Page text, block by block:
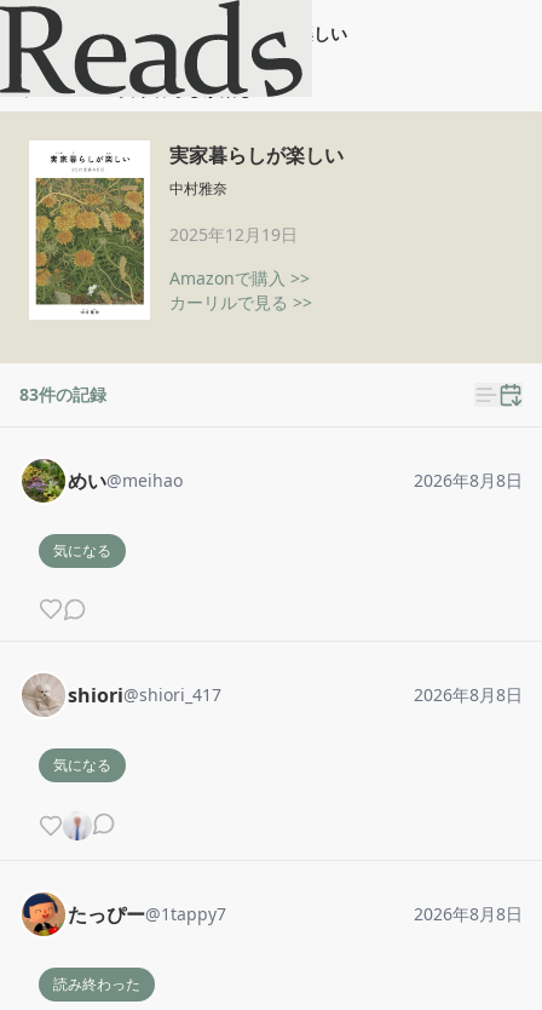
実家暮らしが楽しい
ホーム 実家暮らしが楽しい
実家暮らしが楽しい
中村雅奈
2025年12月19日
Amazonで購入 >>
カーリルで見る >>
83件の記録
めい@meihao 2026年8月8日
気になる
shiori@shiori_417 2026年8月8日
気になる
たっぴー@1tappy7 2026年8月8日
読み終わった